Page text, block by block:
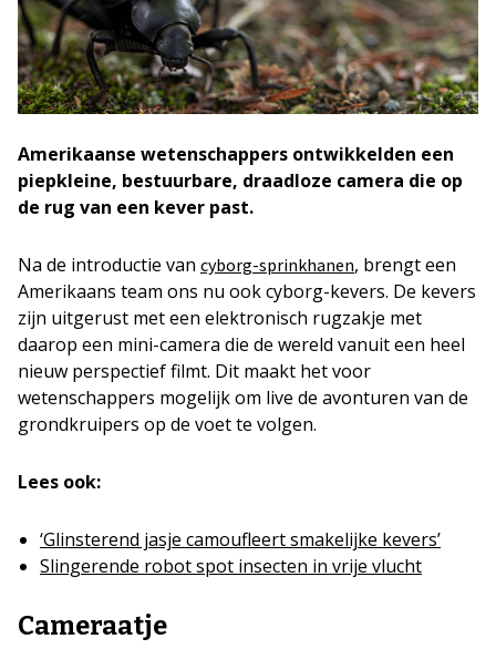
Amerikaanse wetenschappers ontwikkelden een
piepkleine, bestuurbare, draadloze camera die op
de rug van een kever past.
Na de introductie van cyborg-sprinkhanen, brengt een
Amerikaans team ons nu ook cyborg-kevers. De kevers
zijn uitgerust met een elektronisch rugzakje met
daarop een mini-camera die de wereld vanuit een heel
nieuw perspectief filmt. Dit maakt het voor
wetenschappers mogelijk om live de avonturen van de
grondkruipers op de voet te volgen.
Lees ook:
‘Glinsterend jasje camoufleert smakelijke kevers’
Slingerende robot spot insecten in vrije vlucht
Cameraatje